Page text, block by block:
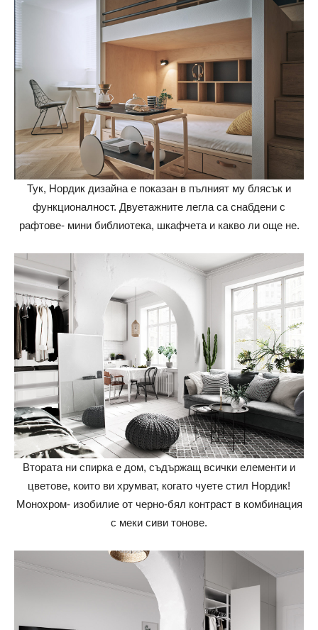
Тук, Нордик дизайна е показан в пълният му блясък и
функционалност. Двуетажните легла са снабдени с
рафтове- мини библиотека, шкафчета и какво ли още не.
Втората ни спирка е дом, съдържащ всички елементи и
цветове, които ви хрумват, когато чуете стил Нордик!
Монохром- изобилие от черно-бял контраст в комбинация
с меки сиви тонове.